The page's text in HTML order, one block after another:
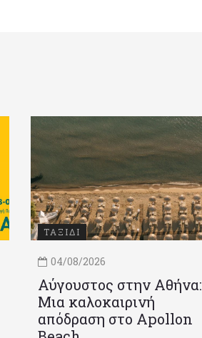
ΤΑΞΙΔΙ
04/08/2026
Αύγουστος στην Αθήνα:
Μια καλοκαιρινή
απόδραση στο Apollon